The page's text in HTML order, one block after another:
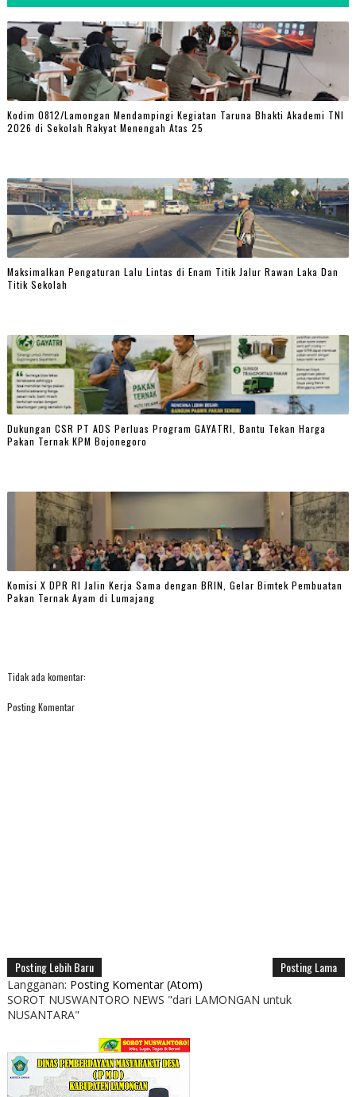
Kodim 0812/Lamongan Mendampingi Kegiatan Taruna Bhakti Akademi TNI
2026 di Sekolah Rakyat Menengah Atas 25
Maksimalkan Pengaturan Lalu Lintas di Enam Titik Jalur Rawan Laka Dan
Titik Sekolah
Dukungan CSR PT ADS Perluas Program GAYATRI, Bantu Tekan Harga
Pakan Ternak KPM Bojonegoro
Komisi X DPR RI Jalin Kerja Sama dengan BRIN, Gelar Bimtek Pembuatan
Pakan Ternak Ayam di Lumajang
Tidak ada komentar:
Posting Komentar
Posting Lebih Baru Posting Lama
Langganan: Posting Komentar (Atom)
SOROT NUSWANTORO NEWS "dari LAMONGAN untuk
NUSANTARA"